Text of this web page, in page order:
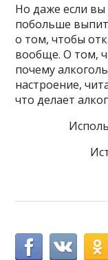
Но даже если
побольше
о том, чтобы
вообще. О том,
почему
настроение,
что делает